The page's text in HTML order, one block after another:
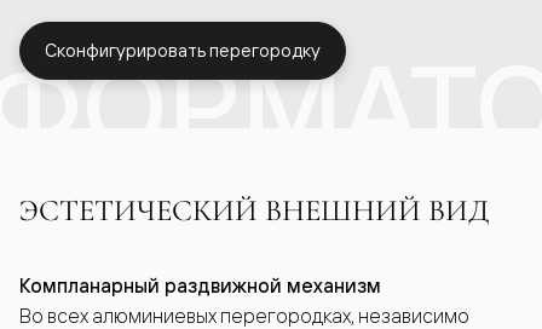
Сконфигурировать перегородку
ЭСТЕТИЧЕСКИЙ ВНЕШНИЙ ВИД
Компланарный раздвижной механизм
Во всех алюминиевых перегородках, независимо